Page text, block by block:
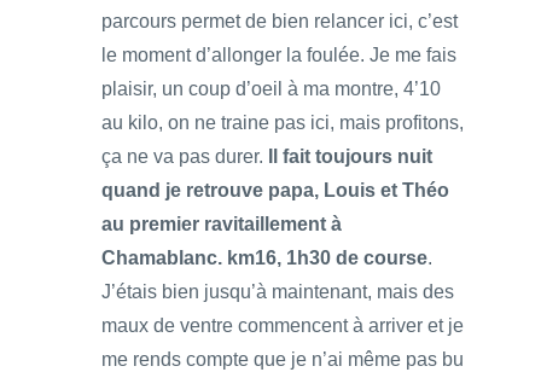
parcours permet de bien relancer ici, c’est
le moment d’allonger la foulée. Je me fais
plaisir, un coup d’oeil à ma montre, 4’10
au kilo, on ne traine pas ici, mais profitons,
ça ne va pas durer.
Il fait toujours nuit
quand je retrouve papa, Louis et Théo
au premier ravitaillement à
Chamablanc. km16, 1h30 de course.
J’étais bien jusqu’à maintenant, mais des
maux de ventre commencent à arriver et je
me rends compte que je n’ai même pas bu